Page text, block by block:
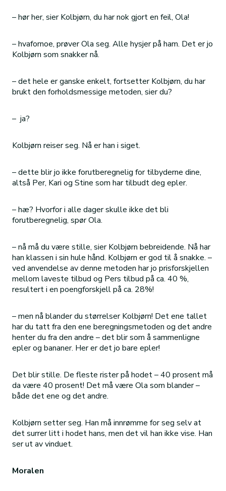
– hør her, sier Kolbjørn, du har nok gjort en feil, Ola!
– hvafornoe, prøver Ola seg. Alle hysjer på ham. Det er jo
Kolbjørn som snakker nå.
– det hele er ganske enkelt, fortsetter Kolbjørn, du har
brukt den forholdsmessige metoden, sier du?
– ja?
Kolbjørn reiser seg. Nå er han i siget.
– dette blir jo ikke forutberegnelig for tilbyderne dine,
altså Per, Kari og Stine som har tilbudt deg epler.
– hæ? Hvorfor i alle dager skulle ikke det bli
forutberegnelig, spør Ola.
– nå må du være stille, sier Kolbjørn bebreidende. Nå har
han klassen i sin hule hånd. Kolbjørn er god til å snakke. –
ved anvendelse av denne metoden har jo prisforskjellen
mellom laveste tilbud og Pers tilbud på ca. 40 %,
resultert i en poengforskjell på ca. 28%!
– men nå blander du størrelser Kolbjørn! Det ene tallet
har du tatt fra den ene beregningsmetoden og det andre
henter du fra den andre – det blir som å sammenligne
epler og bananer. Her er det jo bare epler!
Det blir stille. De fleste rister på hodet – 40 prosent må
da være 40 prosent! Det må være Ola som blander –
både det ene og det andre.
Kolbjørn setter seg. Han må innrømme for seg selv at
det surrer litt i hodet hans, men det vil han ikke vise. Han
ser ut av vinduet.
Moralen